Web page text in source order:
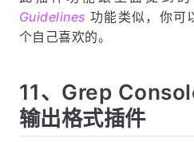
Guidelines 功能类似，你可
个自己喜欢的。
11、Grep
输出格式插件